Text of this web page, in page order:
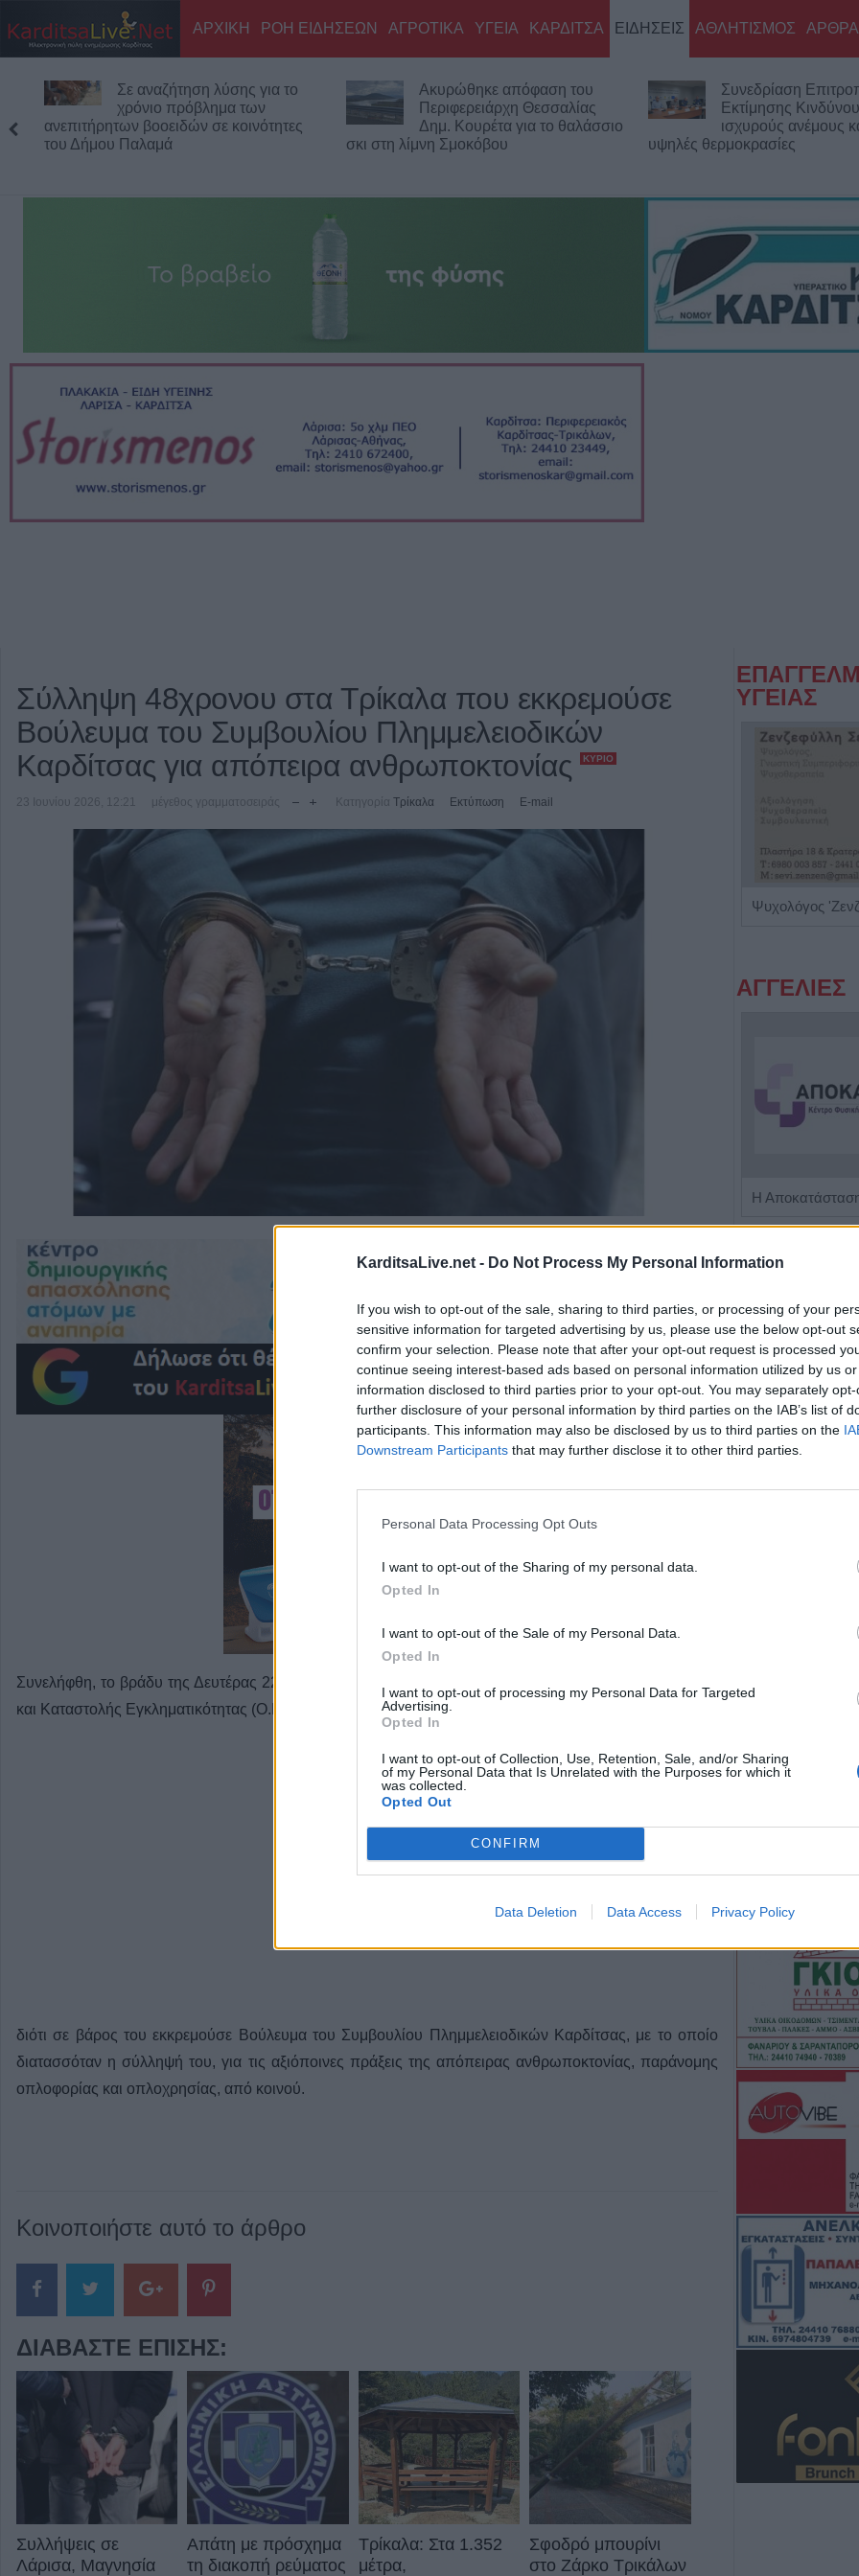
KarditsaLive.net - Do Not Process My Personal Information
If you wish to opt-out of the sale, sharing to third parties, or processing of your
sensitive information for targeted advertising by us, please use the below opt-out
confirm your selection. Please note that after your opt-out request is processed
continue seeing interest-based ads based on personal information utilized by us
information disclosed to third parties prior to your opt-out. You may separately
further disclosure of your personal information by third parties on the IAB’s list of
participants. This information may also be disclosed by us to third parties on the
Downstream Participants that may further disclose it to other third parties.
Personal Data Processing Opt Outs
I want to opt-out of the Sharing of my personal data.
Opted In
I want to opt-out of the Sale of my Personal Data.
Opted In
I want to opt-out of processing my Personal Data for Targeted
Advertising.
Opted In
I want to opt-out of Collection, Use, Retention, Sale, and/or Sharing
of my Personal Data that Is Unrelated with the Purposes for which it
was collected.
Opted Out
CONFIRM
Data Deletion Data Access Privacy Policy
ΑΡΧΙΚΗ ΡΟΗ ΕΙΔΗΣΕΩΝ ΑΓΡΟΤΙΚΑ ΥΓΕΙΑ ΚΑΡΔΙΤΣΑ ΕΙΔΗΣΕΙΣ ΑΘΛΗΤΙΣΜΟΣ ΑΡΘΡΑ
Σε αναζήτηση λύσης για το
χρόνιο πρόβλημα των
ανεπιτήρητων βοοειδών σε κοινότητες
του Δήμου Παλαμά
Ακυρώθηκε απόφαση του
Περιφερειάρχη Θεσσαλίας
Δημ. Κουρέτα για το θαλάσσιο
σκι στη λίμνη Σμοκόβου
Συνεδρίαση
Εκτίμησης
ισχυρούς ανέμους
υψηλές θερμοκρασίες
Σύλληψη 48χρονου στα Τρίκαλα που εκκρεμούσε
Βούλευμα του Συμβουλίου Πλημμελειοδικών
Καρδίτσας για απόπειρα ανθρωποκτονίας
ΚΎΡΙΟ
23 Ιουνίου 2026, 12:21 μέγεθος γραμματοσειράς Κατηγορία Τρίκαλα Εκτύπωση E-mail
Συνελήφθη, το βράδυ της Δευτέρας 22 Ιουνίου στα Τρίκαλα, από αστυνομικούς της Ομάδας Πρόληψης
και Καταστολής Εγκληματικότητας (Ο.Π.Κ.Ε.) Τρικάλων, 48χρονος,
διότι σε βάρος του εκκρεμούσε Βούλευμα του Συμβουλίου Πλημμελειοδικών Καρδίτσας, με το οποίο
διατασσόταν η σύλληψή του, για τις αξιόποινες πράξεις της απόπειρας ανθρωποκτονίας, παράνομης
οπλοφορίας και οπλοχρησίας, από κοινού.
Κοινοποιήστε αυτό το άρθρο
ΔΙΑΒΆΣΤΕ ΕΠΊΣΗΣ:
Συλλήψεις σε
Λάρισα, Μαγνησία
Απάτη με πρόσχημα
τη διακοπή ρεύματος
Τρίκαλα: Στα 1.352
μέτρα,
Σφοδρό μπουρίνι
στο Ζάρκο Τρικάλων
ΥΓΕΙΑΣ
Ψυχολόγος
ΑΓΓΕΛΙΕΣ
Την Κυριακή 9
Συλλήψεις σε
ησυχίας,
9 Αυγούστου 2026, 10:27
γεννητόρων
φασιανού από το
9 Αυγούστου 2026, 09:38
Από τη Γη στη
Σελήνη γίνεται
9 Αυγούστου 2026, 09:31
Για ό,τι κι αν
λύση!
9 Αυγούστου 2026, 09:14
Υπ. Μεταφορών:
στο ζήτημα των
κυκλοφορίας -
γίνουν
9 Αυγούστου 2026, 08:17
Την Κυριακή 9
κηδεία του
9 Αυγούστου 2026, 08:05
Υψηλός
Κυριακή (9/8)
του ν. Καρδίτσας
υπόλοιπης
8 Αυγούστου 2026, 22:58
Ανασύρθηκε
του
οικισμό της
8 Αυγούστου 2026, 21:54
Χ.
ΔΕΥΑΚ): Στην
θα υπάρξουν
λογαριασμούς